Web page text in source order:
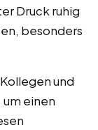
Druck ruhig
besonders
und
einen